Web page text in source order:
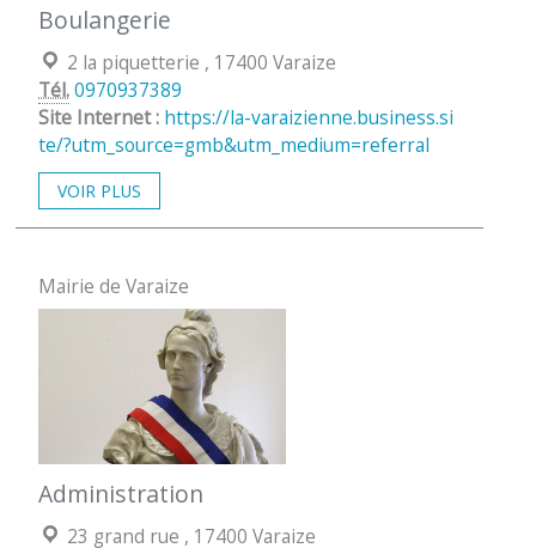
Boulangerie
Localisation :
2 la piquetterie , 17400 Varaize
Tél.0970937389
Site Internet : https://la-varaizienne.business.si
te/?utm_source=gmb&utm_medium=referral
VOIR PLUS
Mairie de Varaize
Administration
Localisation :
23 grand rue , 17400 Varaize